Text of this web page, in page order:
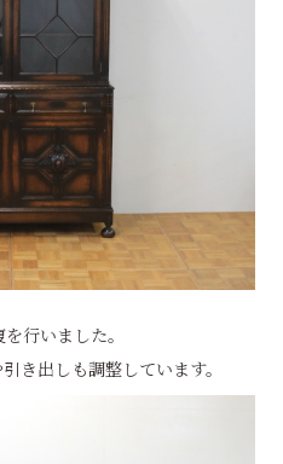
行いました。
き出しも調整しています。